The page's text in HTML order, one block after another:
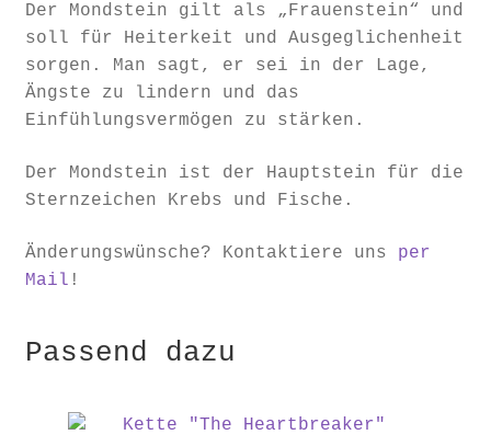
Der Mondstein gilt als „Frauenstein“ und
soll für Heiterkeit und Ausgeglichenheit
sorgen. Man sagt, er sei in der Lage,
Ängste zu lindern und das
Einfühlungsvermögen zu stärken.
Der Mondstein ist der Hauptstein für die
Sternzeichen Krebs und Fische.
Änderungswünsche? Kontaktiere uns per
Mail !
Passend dazu